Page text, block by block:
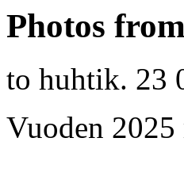
Photos
to huhtik. 23
Vuoden